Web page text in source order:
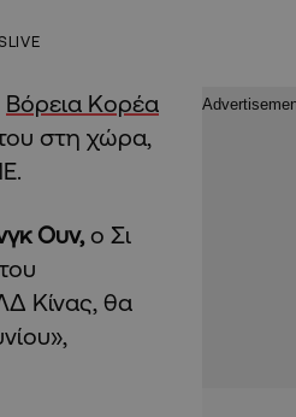
Βόρεια Κορέα
του στη χώρα,
Ουν, ο Σι
Κίνας, θα